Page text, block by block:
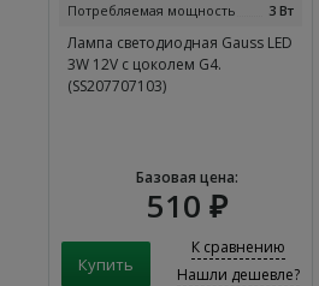
Потребляемая мощность
3 Вт
Лампа светодиодная Gauss LED
3W 12V с цоколем G4.
(SS207707103)
Базовая цена:
510 ₽
К сравнению
Нашли дешевле?